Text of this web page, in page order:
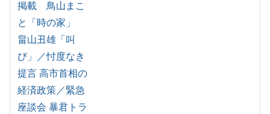
掲載 鳥山まこ
と「時の家」
畠山丑雄「叫
び」／忖度なき
提言 高市首相の
経済政策／緊急
座談会 暴君トラ